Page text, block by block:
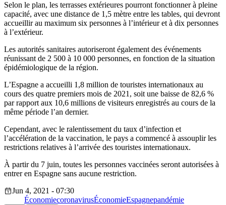
Selon le plan, les terrasses extérieures pourront fonctionner à pleine
capacité, avec une distance de 1,5 mètre entre les tables, qui devront
accueillir au maximum six personnes à l’intérieur et à dix personnes
à l’extérieur.
Les autorités sanitaires autoriseront également des événements
réunissant de 2 500 à 10 000 personnes, en fonction de la situation
épidémiologique de la région.
L’Espagne a accueilli 1,8 million de touristes internationaux au
cours des quatre premiers mois de 2021, soit une baisse de 82,6 %
par rapport aux 10,6 millions de visiteurs enregistrés au cours de la
même période l’an dernier.
Cependant, avec le ralentissement du taux d’infection et
l’accélération de la vaccination, le pays a commencé à assouplir les
restrictions relatives à l’arrivée des touristes internationaux.
À partir du 7 juin, toutes les personnes vaccinées seront autorisées à
entrer en Espagne sans aucune restriction.
Jun 4, 2021 - 07:30
ÉconomiecoronavirusÉconomieEspagnepandémie